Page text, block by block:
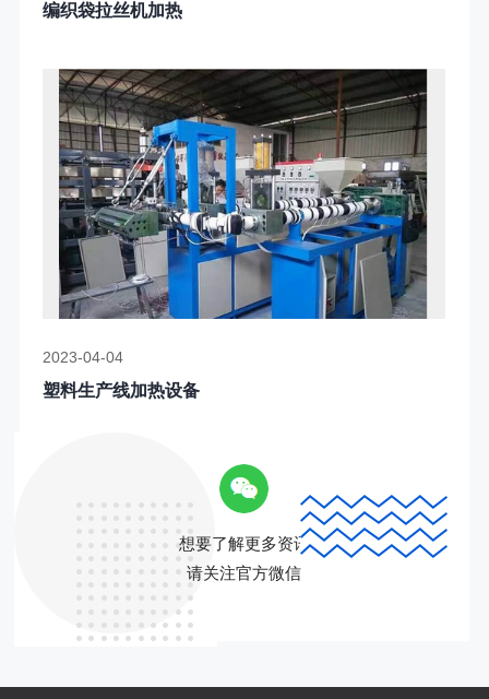
编织袋拉丝机加热
2023-04-04
塑料生产线加热设备
想要了解更多资讯
请关注官方微信